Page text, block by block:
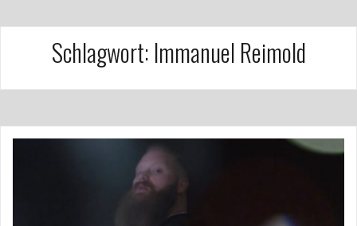
Schlagwort: Immanuel Reimold